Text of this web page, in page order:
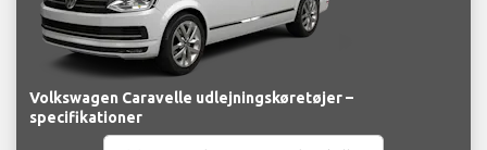
Volkswagen Caravelle udlejningskøretøjer –
specifikationer